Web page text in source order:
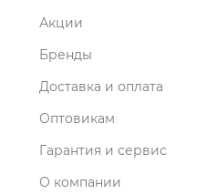
Акции
Бренды
Доставка и оплата
Оптовикам
Гарантия и сервис
О компании